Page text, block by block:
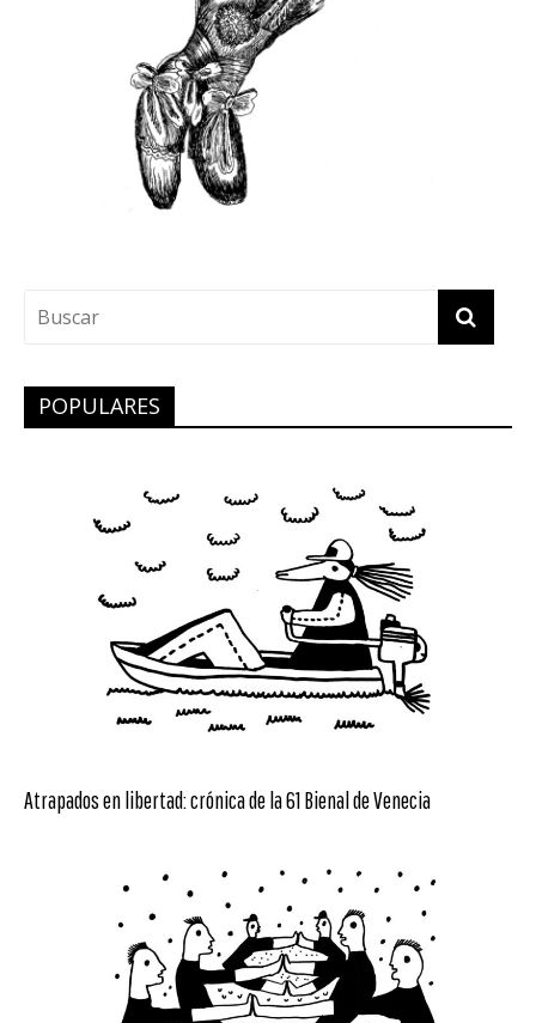
POPULARES
Atrapados en libertad: crónica de la 61 Bienal de Venecia